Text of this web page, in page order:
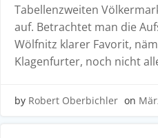
Tabellenzweiten
auf. Betrachtet man die
Wölfnitz klarer Favorit,
Klagenfurter, noch nicht
by Robert Oberbichler on